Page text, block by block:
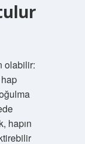
olabilir:
hapın